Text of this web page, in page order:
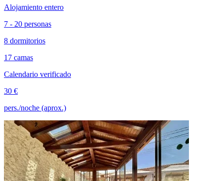
Alojamiento entero
7 - 20 personas
8 dormitorios
17 camas
Calendario verificado
30 €
pers./noche (aprox.)